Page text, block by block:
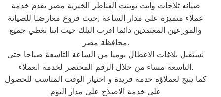
صيانه ثلاجات وايت بوينت القناطر الخيرية مصر يقدم خدمة
عملاء متميزة على مدار الساعة ,حيث فروع معارضنا للصيانة
والموزعين المعتمدين دائما اقرب اليلك حيث اننا نغطي جميع
محافظة مصر.
نستقبل بلاغات الاعطال يوميا من الساعة التاسعة صباحا حتى
التاسعة مساء من خلال الرقم المختصر لخدمة العملاء.
كما يتيح لعملاؤه خدمة فريدة و اختيار الوقت المناسب للحصول
على خدمة الاصلاح على مدار اليوم